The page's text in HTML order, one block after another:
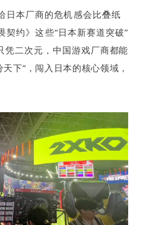
日本厂商的危机感会比叠纸
契约》这些“日本新赛道突破”
凭二次元，中国游戏厂商都能
下”，闯入日本的核心领域，